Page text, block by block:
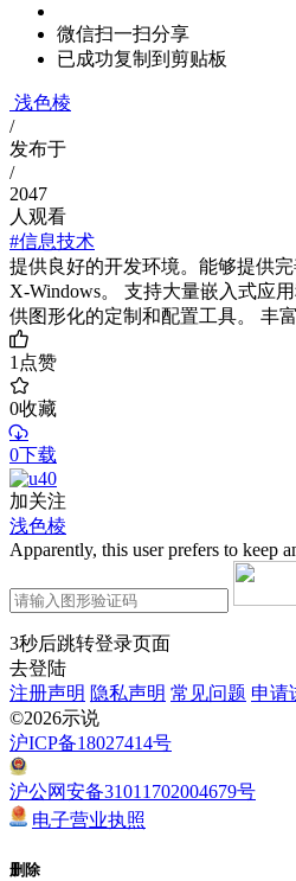
微信扫一扫分享
已成功复制到剪贴板
浅色棱
/
发布于
/
2047
人观看
#信息技术
提供良好的开发环境。能够提供
X-Windows。 支持大量嵌入式应
供图形化的定制和配置工具。 丰
1点赞
0收藏
0下载
加关注
浅色棱
Apparently, this user prefers to keep
3秒后跳转登录页面
去登陆
注册声明 隐私声明 常见问题 申请
©2026示说
沪ICP备18027414号
沪公网安备31011702004679号
电子营业执照
删除